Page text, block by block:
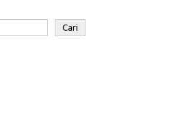
Cari